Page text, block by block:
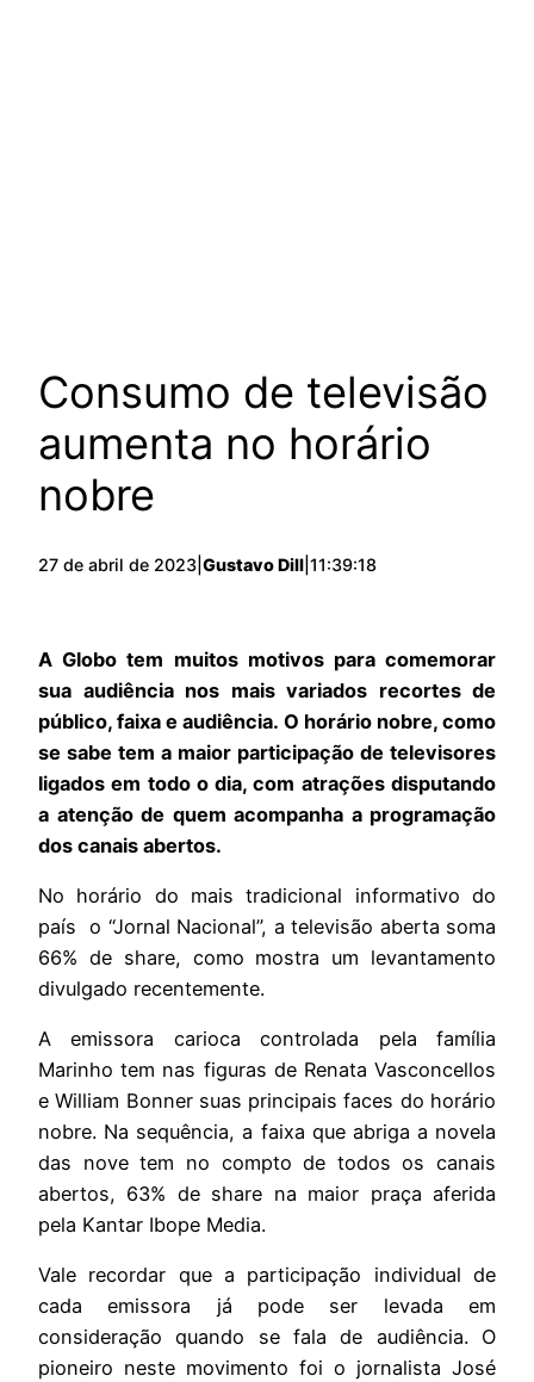
Consumo de televisão
aumenta no horário
nobre
27 de abril de 2023 Gustavo Dill 11:39:18
A Globo tem muitos motivos para comemorar
sua audiência nos mais variados recortes de
público, faixa e audiência. O horário nobre, como
se sabe tem a maior participação de televisores
ligados em todo o dia, com atrações disputando
a atenção de quem acompanha a programação
dos canais abertos.
No horário do mais tradicional informativo do
país o “Jornal Nacional”, a televisão aberta soma
66% de share, como mostra um levantamento
divulgado recentemente.
A emissora carioca controlada pela família
Marinho tem nas figuras de Renata Vasconcellos
e William Bonner suas principais faces do horário
nobre. Na sequência, a faixa que abriga a novela
das nove tem no compto de todos os canais
abertos, 63% de share na maior praça aferida
pela Kantar Ibope Media.
Vale recordar que a participação individual de
cada emissora já pode ser levada em
consideração quando se fala de audiência. O
pioneiro neste movimento foi o jornalista José